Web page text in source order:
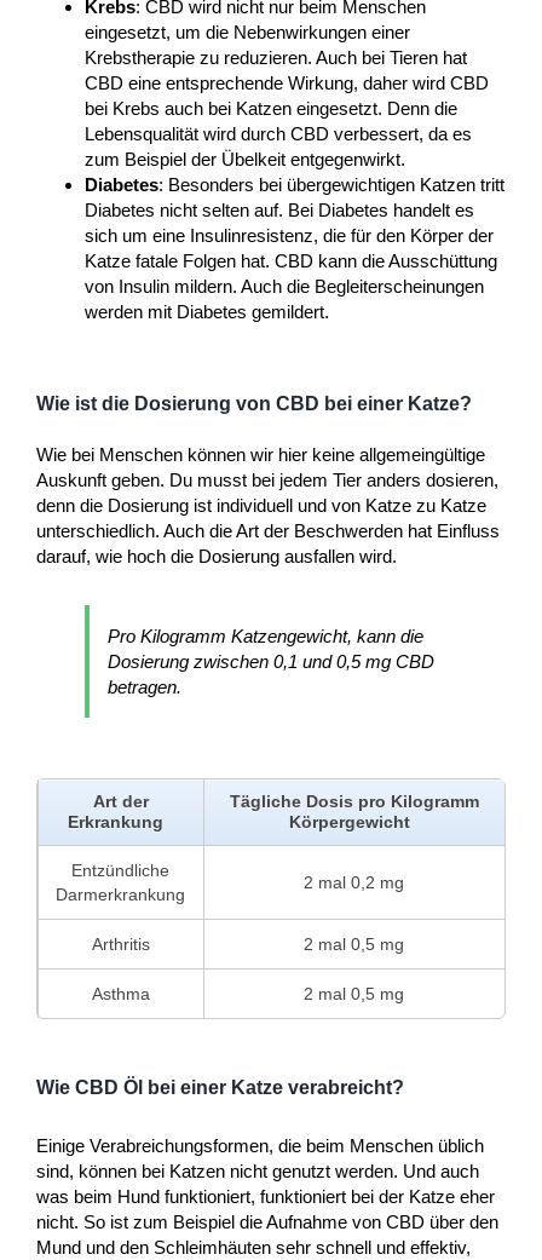
Krebs: CBD wird nicht nur beim Menschen
eingesetzt, um die Nebenwirkungen einer
Krebstherapie zu reduzieren. Auch bei Tieren hat
CBD eine entsprechende Wirkung, daher wird CBD
bei Krebs auch bei Katzen eingesetzt. Denn die
Lebensqualität wird durch CBD verbessert, da es
zum Beispiel der Übelkeit entgegenwirkt.
Diabetes: Besonders bei übergewichtigen Katzen tritt
Diabetes nicht selten auf. Bei Diabetes handelt es
sich um eine Insulinresistenz, die für den Körper der
Katze fatale Folgen hat. CBD kann die Ausschüttung
von Insulin mildern. Auch die Begleiterscheinungen
werden mit Diabetes gemildert.
Wie ist die Dosierung von CBD bei einer Katze?
Wie bei Menschen können wir hier keine allgemeingültige
Auskunft geben. Du musst bei jedem Tier anders dosieren,
denn die Dosierung ist individuell und von Katze zu Katze
unterschiedlich. Auch die Art der Beschwerden hat Einfluss
darauf, wie hoch die Dosierung ausfallen wird.
Pro Kilogramm Katzengewicht, kann die
Dosierung zwischen 0,1 und 0,5 mg CBD
betragen.
Art der
Erkrankung
Tägliche Dosis pro Kilogramm
Körpergewicht
Entzündliche
Darmerkrankung
2 mal 0,2 mg
Arthritis 2 mal 0,5 mg
Asthma 2 mal 0,5 mg
Wie CBD Öl bei einer Katze verabreicht?
Einige Verabreichungsformen, die beim Menschen üblich
sind, können bei Katzen nicht genutzt werden. Und auch
was beim Hund funktioniert, funktioniert bei der Katze eher
nicht. So ist zum Beispiel die Aufnahme von CBD über den
Mund und den Schleimhäuten sehr schnell und effektiv,